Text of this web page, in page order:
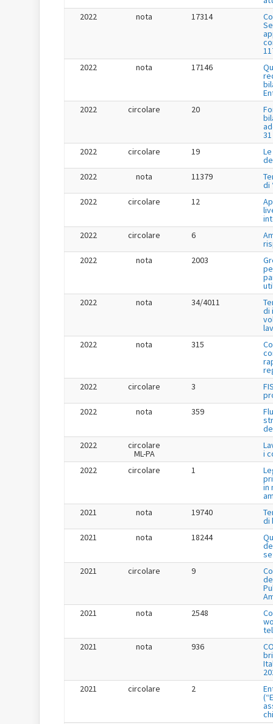
2022
nota 17314
2022
nota 17146
2022
circolare 20
2022
circolare 19
2022
nota 11379
di
2022
circolare 12
2022
circolare 6
2022
nota 2003
2022
nota 34/4011
di
2022
nota 315
2022
circolare 3
2022
nota 359
2022
circolare
ML-PA
i
2022
circolare 1
in
2021
nota 19740
di
2021
nota 18244
2021
circolare 9
2021
nota 2548
2021
nota 936
2021
circolare 2